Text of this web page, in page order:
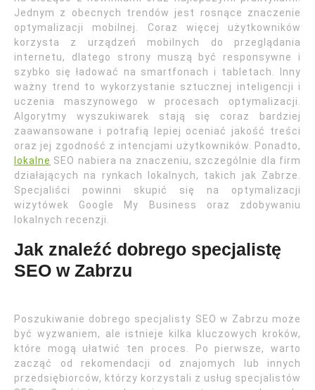
Jednym z obecnych trendów jest rosnące znaczenie
optymalizacji mobilnej. Coraz więcej użytkowników
korzysta z urządzeń mobilnych do przeglądania
internetu, dlatego strony muszą być responsywne i
szybko się ładować na smartfonach i tabletach. Inny
ważny trend to wykorzystanie sztucznej inteligencji i
uczenia maszynowego w procesach optymalizacji.
Algorytmy wyszukiwarek stają się coraz bardziej
zaawansowane i potrafią lepiej oceniać jakość treści
oraz jej zgodność z intencjami użytkowników. Ponadto,
lokalne SEO nabiera na znaczeniu, szczególnie dla firm
działających na rynkach lokalnych, takich jak Zabrze.
Specjaliści powinni skupić się na optymalizacji
wizytówek Google My Business oraz zdobywaniu
lokalnych recenzji.
Jak znaleźć dobrego specjalistę
SEO w Zabrzu
Poszukiwanie dobrego specjalisty SEO w Zabrzu może
być wyzwaniem, ale istnieje kilka kluczowych kroków,
które mogą ułatwić ten proces. Po pierwsze, warto
zacząć od rekomendacji od znajomych lub innych
przedsiębiorców, którzy korzystali z usług specjalistów